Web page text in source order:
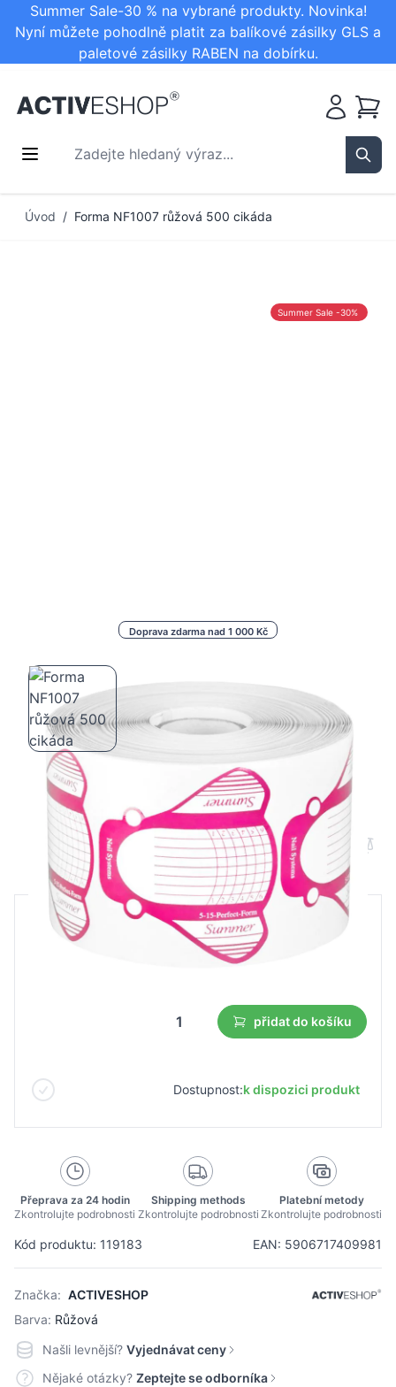
Summer Sale-30 % na vybrané produkty. Novinka!
Nyní můžete pohodlně platit za balíkové zásilky GLS a
paletové zásilky RABEN na dobírku.
Zadejte hledaný výraz...
Košík
Úvod / Forma NF1007 růžová 500 cikáda
Doprava zdarma nad 1 000 Kč
Summer Sale -30%
Forma NF1007 růžová 500 cikáda
Kód produktu: 119183 EAN: 5906717409981
Značka: ACTIVESHOP
Barva: Růžová
B2B cena Maloobchodní cena
165,17 Kč
přidat do košíku
Dostupnost:k dispozici produkt
Přeprava za 24 hodin
Zkontrolujte podrobnosti
Shipping methods
Zkontrolujte podrobnosti
Platební metody
Zkontrolujte podrobnosti
Našli levnější? Vyjednávat ceny
Nějaké otázky? Zeptejte se odborníka